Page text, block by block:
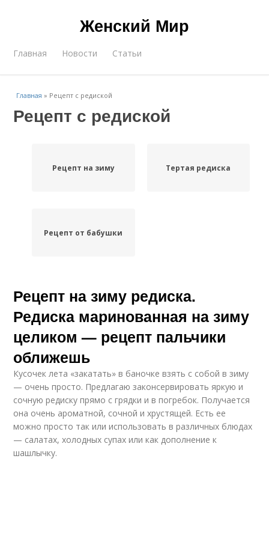
Женский Мир
Главная Новости Статьи
Главная » Рецепт с редиской
Рецепт с редиской
Рецепт на зиму Тертая редиска
Рецепт от бабушки
Рецепт на зиму редиска.
Редиска маринованная на зиму
целиком — рецепт пальчики
оближешь
Кусочек лета «закатать» в баночке взять с собой в зиму
— очень просто. Предлагаю законсервировать яркую и
сочную редиску прямо с грядки и в погребок. Получается
она очень ароматной, сочной и хрустящей. Есть ее
можно просто так или использовать в различных блюдах
— салатах, холодных супах или как дополнение к
шашлычку.